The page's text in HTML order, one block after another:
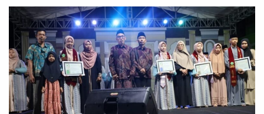
Tegaskan
Nilai
Ketaatan
dan
Kepedulian
Sosial